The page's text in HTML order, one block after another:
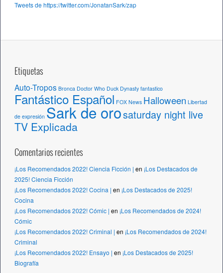
iTweets de https://twitter.com/JonatanSark/zap
Etiquetas
Auto-Tropos Bronca Doctor Who Duck Dynasty fantastico
Fantástico Español FOX News Halloween Libertad
de expresión Sark de orosaturday night live
TV Explicada
Comentarios recientes
¡Los Recomendados 2022! Ciencia Ficción | en ¡Los Destacados de
2025! Ciencia Ficción
¡Los Recomendados 2022! Cocina | en ¡Los Destacados de 2025!
Cocina
¡Los Recomendados 2022! Cómic | en ¡Los Recomendados de 2024!
Cómic
¡Los Recomendados 2022! Criminal | en ¡Los Recomendados de 2024!
Criminal
¡Los Recomendados 2022! Ensayo | en ¡Los Destacados de 2025!
Biografía